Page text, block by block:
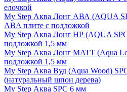
елочкой
My Step Аква Лонг АВА (AQUA
ABA плите с подложкой
My Step Аква Лонг НР (AQUA
подложкой 1,5 мм
My Step Аква Лонг MATT (Aqua
подложкой 1,5 мм
My Step Аква Вуд (Aqua Wood)
(натуральный шпон дерева)
My Step Аква SPC 6 мм